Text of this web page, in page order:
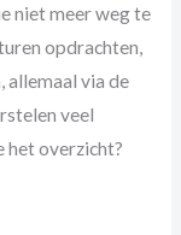
niet meer weg te
opdrachten,
allemaal via de
veel
het overzicht?